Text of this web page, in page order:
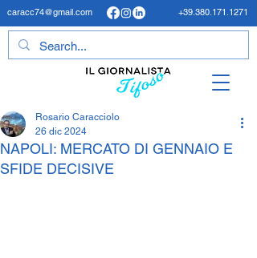
caracc74@gmail.com +39.380.171.1271
NAPOLI: MERCATO DI GENNAIO E
SFIDE DECISIVE
Rosario Caracciolo
26 dic 2024